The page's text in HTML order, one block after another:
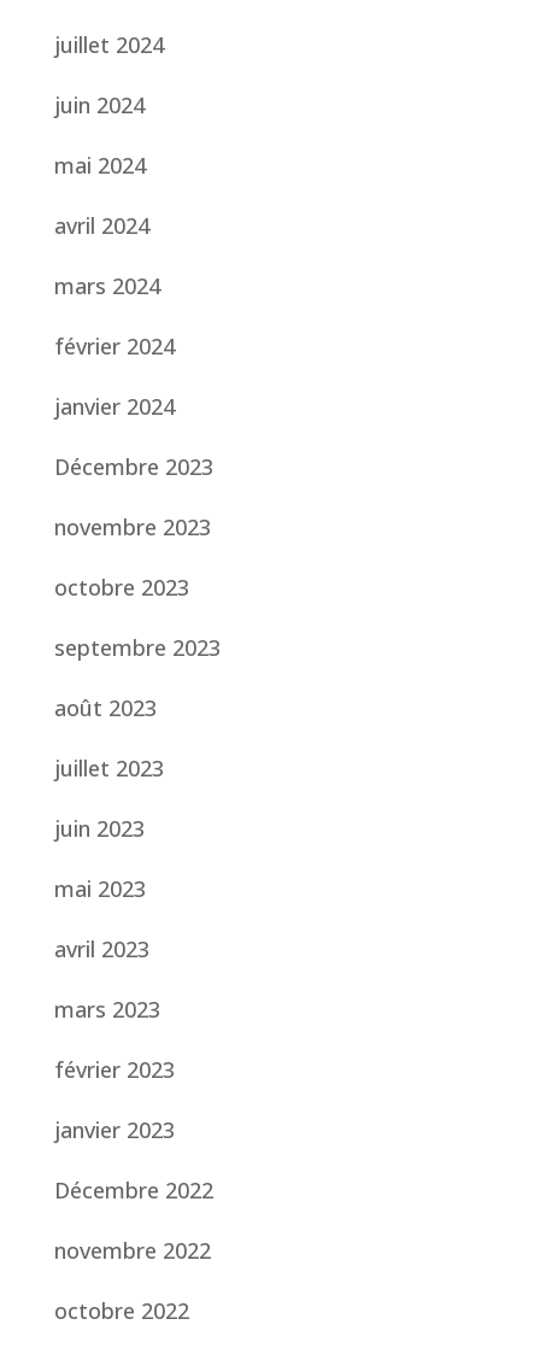
juillet 2024
juin 2024
mai 2024
avril 2024
mars 2024
février 2024
janvier 2024
Décembre 2023
novembre 2023
octobre 2023
septembre 2023
août 2023
juillet 2023
juin 2023
mai 2023
avril 2023
mars 2023
février 2023
janvier 2023
Décembre 2022
novembre 2022
octobre 2022